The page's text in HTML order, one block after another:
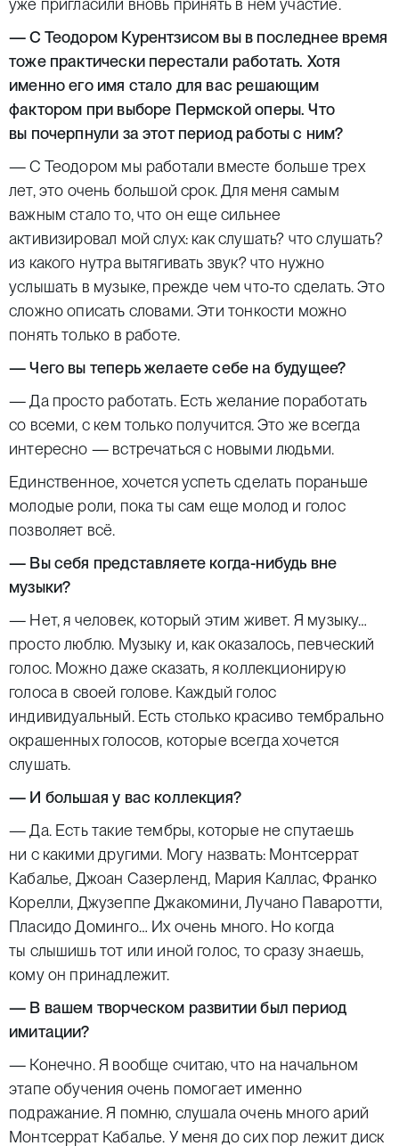
уже пригласили вновь принять в нем участие.
— С Теодором Курентзисом вы в последнее время
тоже практически перестали работать. Хотя
именно его имя стало для вас решающим
фактором при выборе Пермской оперы. Что
вы почерпнули за этот период работы с ним?
— С Теодором мы работали вместе больше трех
лет, это очень большой срок. Для меня самым
важным стало то, что он еще сильнее
активизировал мой слух: как слушать? что слушать?
из какого нутра вытягивать звук? что нужно
услышать в музыке, прежде чем что-то сделать. Это
сложно описать словами. Эти тонкости можно
понять только в работе.
— Чего вы теперь желаете себе на будущее?
— Да просто работать. Есть желание поработать
со всеми, с кем только получится. Это же всегда
интересно — встречаться с новыми людьми.
Единственное, хочется успеть сделать пораньше
молодые роли, пока ты сам еще молод и голос
позволяет всё.
— Вы себя представляете когда-нибудь вне
музыки?
— Нет, я человек, который этим живет. Я музыку…
просто люблю. Музыку и, как оказалось, певческий
голос. Можно даже сказать, я коллекционирую
голоса в своей голове. Каждый голос
индивидуальный. Есть столько красиво тембрально
окрашенных голосов, которые всегда хочется
слушать.
— И большая у вас коллекция?
— Да. Есть такие тембры, которые не спутаешь
ни с какими другими. Могу назвать: Монтсеррат
Кабалье, Джоан Сазерленд, Мария Каллас, Франко
Корелли, Джузеппе Джакомини, Лучано Паваротти,
Пласидо Доминго… Их очень много. Но когда
ты слышишь тот или иной голос, то сразу знаешь,
кому он принадлежит.
— В вашем творческом развитии был период
имитации?
— Конечно. Я вообще считаю, что на начальном
этапе обучения очень помогает именно
подражание. Я помню, слушала очень много арий
Монтсеррат Кабалье. У меня до сих пор лежит диск